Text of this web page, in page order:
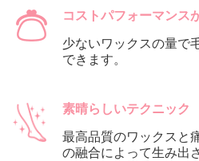
コストパフォーマンス
少ないワックスの量で
できます。
素晴らしいテクニック
最高品質のワックスと
の融合によって生み出